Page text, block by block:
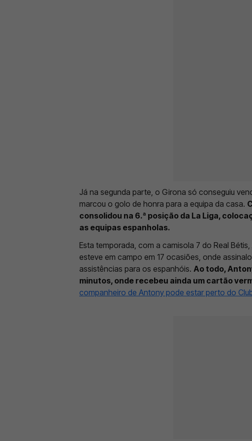
Já na segunda parte, o Girona só conseguiu
marcou o golo de honra para a equipa da casa.
consolidou na 6.ª posição da La Liga,
as equipas espanholas.
Esta temporada, com a camisola 7 do Real
esteve em campo em 17 ocasiões, onde
assistências para os espanhóis. Ao todo,
minutos, onde recebeu ainda um cartão
companheiro de Antony pode estar perto do